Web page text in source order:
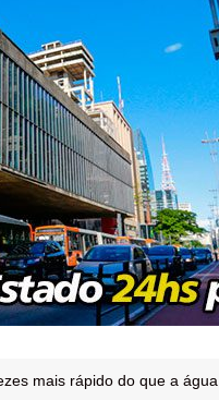
mais rápido do que a água